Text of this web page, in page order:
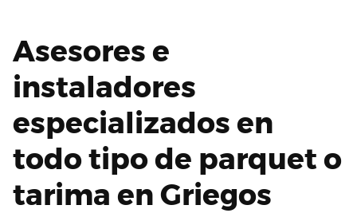
Asesores e
instaladores
especializados en
todo tipo de parquet o
tarima en Griegos